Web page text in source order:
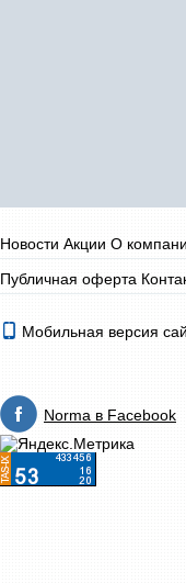
Новости Акции О
Публичная оферта
Мобильная версия
Norma в Facebook